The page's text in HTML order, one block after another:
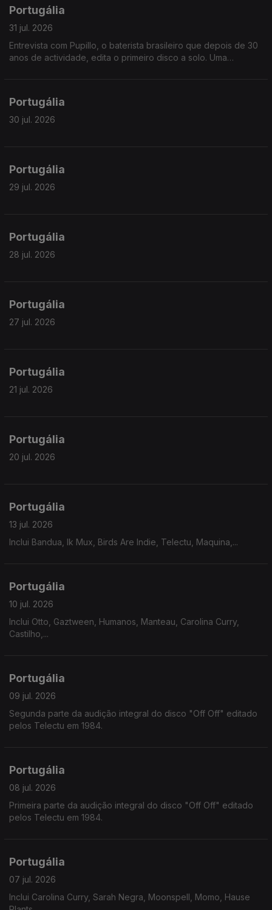
Portugália
31 jul. 2026
Entrevista com Pupillo, o baterista brasileiro que depois de 30
anos de actividade, edita o primeiro disco a solo. Uma
Portugália
30 jul. 2026
Portugália
29 jul. 2026
Portugália
28 jul. 2026
Portugália
27 jul. 2026
Portugália
21 jul. 2026
Portugália
20 jul. 2026
Portugália
13 jul. 2026
Inclui Bandua, Ik Mux, Birds Are Indie, Telectu, Maquina,...
Portugália
10 jul. 2026
Inclui Otto, Gaztween, Humanos, Manteau, Carolina Curry,
Castilho,...
Portugália
09 jul. 2026
Segunda parte da audição integral do disco "Off Off" editado
pelos Telectu em 1984.
Portugália
08 jul. 2026
Primeira parte da audição integral do disco "Off Off" editado
pelos Telectu em 1984.
Portugália
07 jul. 2026
Inclui Carolina Curry, Sarah Negra, Moonspell, Momo, Hause